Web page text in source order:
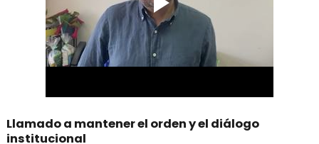
Llamado a mantener el orden y el diálogo
institucional